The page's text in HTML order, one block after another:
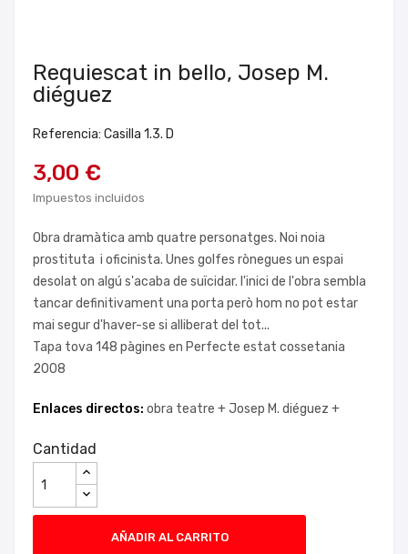
Requiescat in bello, Josep M.
diéguez
Referencia: Casilla 1.3. D
3,00 €
Impuestos incluidos
Obra dramàtica amb quatre personatges. Noi noia
prostituta i oficinista. Unes golfes rònegues un espai
desolat on algú s'acaba de suïcidar. l'inici de l'obra sembla
tancar definitivament una porta però hom no pot estar
mai segur d'haver-se si alliberat del tot...
Tapa tova 148 pàgines en Perfecte estat cossetania
2008
Enlaces directos: obra teatre +Josep M. diéguez +
Cantidad
AÑADIR AL CARRITO